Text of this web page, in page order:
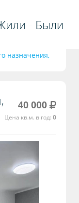
- Были
назначения,
40 000
Цена кв.м. в год:0